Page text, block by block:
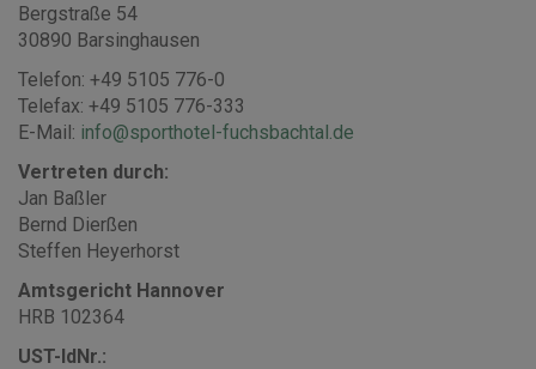
Bergstraße 54
30890 Barsinghausen
Telefon: +49 5105 776-0
Telefax: +49 5105 776-333
E-Mail: info@sporthotel-fuchsbachtal.de
Vertreten durch:
Jan Baßler
Bernd Dierßen
Steffen Heyerhorst
Amtsgericht Hannover
HRB 102364
UST-IdNr.: